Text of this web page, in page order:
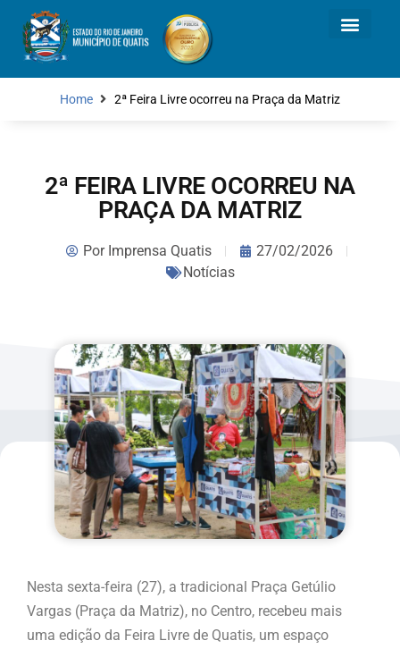
Home 2ª Feira Livre ocorreu na Praça da Matriz
2ª FEIRA LIVRE OCORREU NA
PRAÇA DA MATRIZ
PorImprensa Quatis
27/02/2026
Notícias
Nesta sexta-feira (27), a tradicional Praça Getúlio
Vargas (Praça da Matriz), no Centro, recebeu mais
uma edição da Feira Livre de Quatis, um espaço